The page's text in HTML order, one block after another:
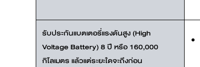
รับประกันแบตเตอรี่แรงดันสูง (High
Voltage Battery) 8 ปี หรือ 160,000
กิโลเมตร แล้วแต่ระยะใดจะถึงก่อน